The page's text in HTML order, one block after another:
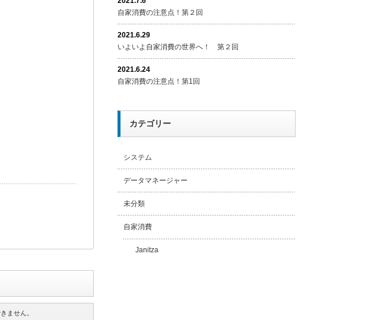
ません。
自家消費の注意点！第２回
2021.6.29
いよいよ自家消費の世界へ！ 第２回
2021.6.24
自家消費の注意点！第1回
カテゴリー
システム
データマネージャー
未分類
自家消費
Janitza